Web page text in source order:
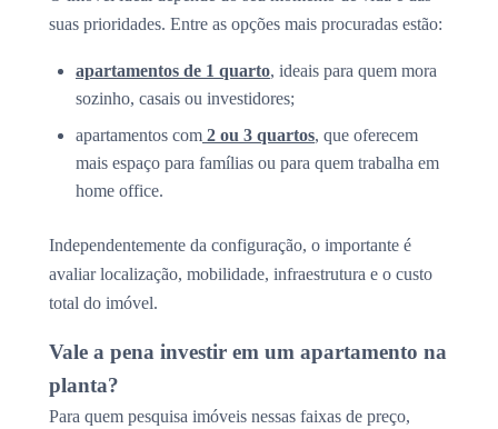
suas prioridades. Entre as opções mais procuradas estão:
apartamentos de 1 quarto, ideais para quem mora
sozinho, casais ou investidores;
apartamentos com 2 ou 3 quartos, que oferecem
mais espaço para famílias ou para quem trabalha em
home office.
Independentemente da configuração, o importante é
avaliar localização, mobilidade, infraestrutura e o custo
total do imóvel.
Vale a pena investir em um apartamento na
planta?
Para quem pesquisa imóveis nessas faixas de preço,